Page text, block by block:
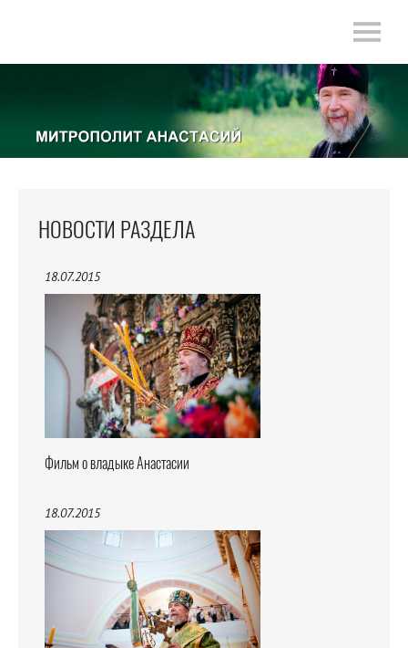
НОВОСТИ РАЗДЕЛА
18.07.2015
Фильм о владыке Анастасии
18.07.2015